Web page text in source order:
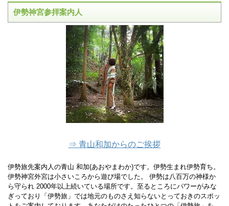
伊勢神宮参拝案内人
⇒ 青山和加からのご挨拶
伊勢旅先案内人の青山 和加(あおやまわか)です。伊勢生まれ伊勢育ち。
伊勢神宮外宮は小さいころから遊び場でした。 伊勢は八百万の神様か
ら守られ 2000年以上続いている場所です。至るところにパワーがみな
ぎっており「伊勢旅」では地元のものさえ知らないとっておきのスポッ